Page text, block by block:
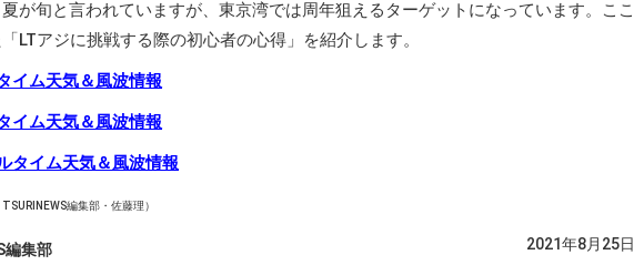
が旬と言われていますが、東京湾では周年狙えるターゲットになっています。ここ
LTアジに挑戦する際の初心者の心得」を紹介します。
イム天気＆風波情報
イム天気＆風波情報
タイム天気＆風波情報
編集部・佐藤理）
編集部 2021年8月25日